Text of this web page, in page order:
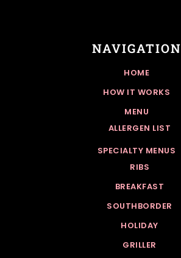
NAVIGATION
HOME
HOW IT WORKS
MENU
ALLERGEN LIST
SPECIALTY MENUS
RIBS
BREAKFAST
SOUTHBORDER
HOLIDAY
GRILLER